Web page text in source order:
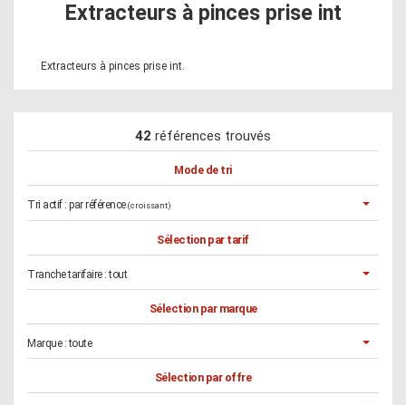
Extracteurs à pinces prise int
Extracteurs à pinces prise int.
42 références trouvés
Mode de tri
Tri actif : par référence (croissant)
Sélection par tarif
Tranche tarifaire :tout
Sélection par marque
Marque :toute
Sélection par offre